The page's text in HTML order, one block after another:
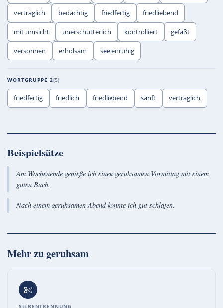
verträglich bedächtig friedfertig friedliebend
mit umsicht unerschütterlich kontrolliert gefaßt
versonnen erholsam seelenruhig
WORTGRUPPE 2 5
friedfertig friedlich friedliebend sanft verträglich
Beispielsätze
Am Wochenende genieße ich einen geruhsamen Vormittag mit einem
guten Buch.
Nach einem geruhsamen Abend konnte ich gut schlafen.
Mehr zugeruhsam
SILBENTRENNUNG